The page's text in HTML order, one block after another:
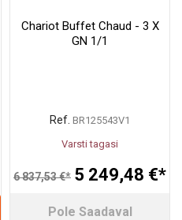
Chariot Buffet Chaud - 3 X
GN 1/1
Ref. BR125543V1
Varsti tagasi
6 837,53 €* 5 249,48 €*
Pole Saadaval